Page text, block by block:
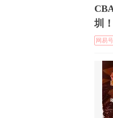
圳！
网易号